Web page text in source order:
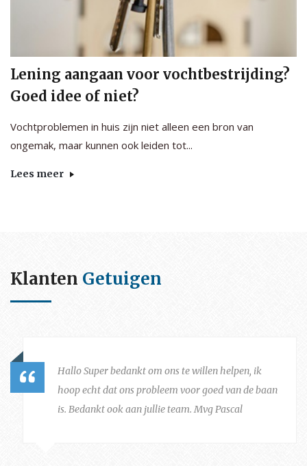
Lening aangaan voor vochtbestrijding?
Goed idee of niet?
Vochtproblemen in huis zijn niet alleen een bron van
ongemak, maar kunnen ook leiden tot...
Lees meer
Klanten Getuigen
Hallo Super bedankt om ons te willen helpen, ik
hoop echt dat ons probleem voor goed van de baan
is. Bedankt ook aan jullie team. Mvg Pascal